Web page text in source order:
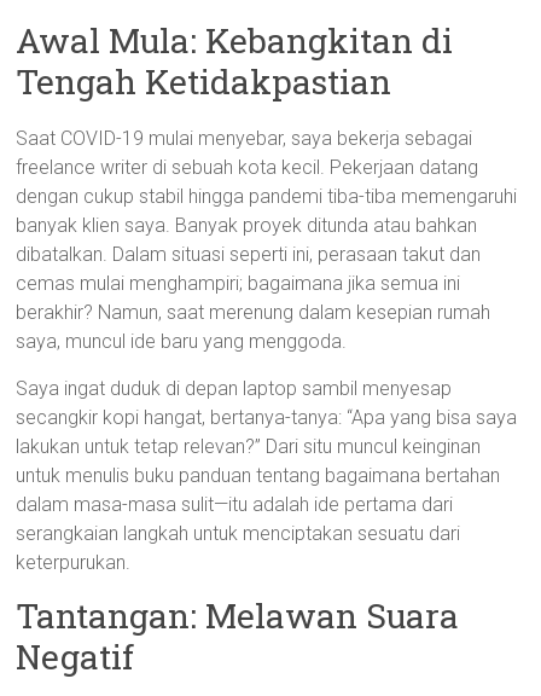
Awal Mula: Kebangkitan di
Tengah Ketidakpastian
Saat COVID-19 mulai menyebar, saya bekerja sebagai
freelance writer di sebuah kota kecil. Pekerjaan datang
dengan cukup stabil hingga pandemi tiba-tiba memengaruhi
banyak klien saya. Banyak proyek ditunda atau bahkan
dibatalkan. Dalam situasi seperti ini, perasaan takut dan
cemas mulai menghampiri; bagaimana jika semua ini
berakhir? Namun, saat merenung dalam kesepian rumah
saya, muncul ide baru yang menggoda.
Saya ingat duduk di depan laptop sambil menyesap
secangkir kopi hangat, bertanya-tanya: “Apa yang bisa saya
lakukan untuk tetap relevan?” Dari situ muncul keinginan
untuk menulis buku panduan tentang bagaimana bertahan
dalam masa-masa sulit—itu adalah ide pertama dari
serangkaian langkah untuk menciptakan sesuatu dari
keterpurukan.
Tantangan: Melawan Suara
Negatif